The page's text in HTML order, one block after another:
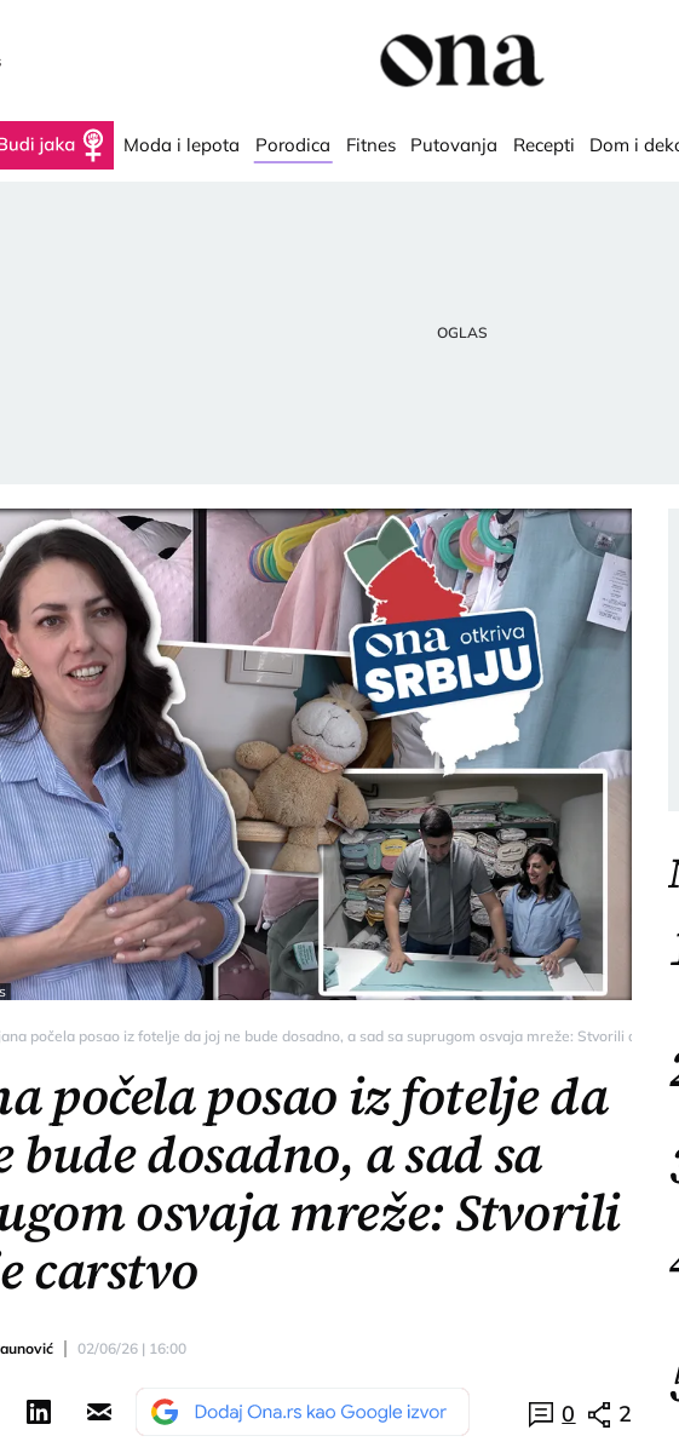
jaka Moda i lepota Porodica Fitnes Putovanja Recepti Dom i
počela posao iz fotelje da joj ne bude dosadno, a sad sa suprugom osvaja mreže: Stvorili dečije
počela posao iz fotelje da
bude dosadno, a sad sa
osvaja mreže: Stvorili
carstvo
02/06/26 | 16:00
0 2